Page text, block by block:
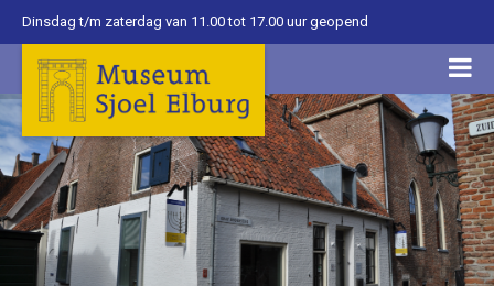
Dinsdag t/m zaterdag van 11.00 tot 17.00 uur geopend